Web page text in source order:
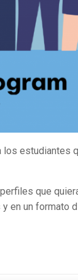
estudiantes
que
en un formato